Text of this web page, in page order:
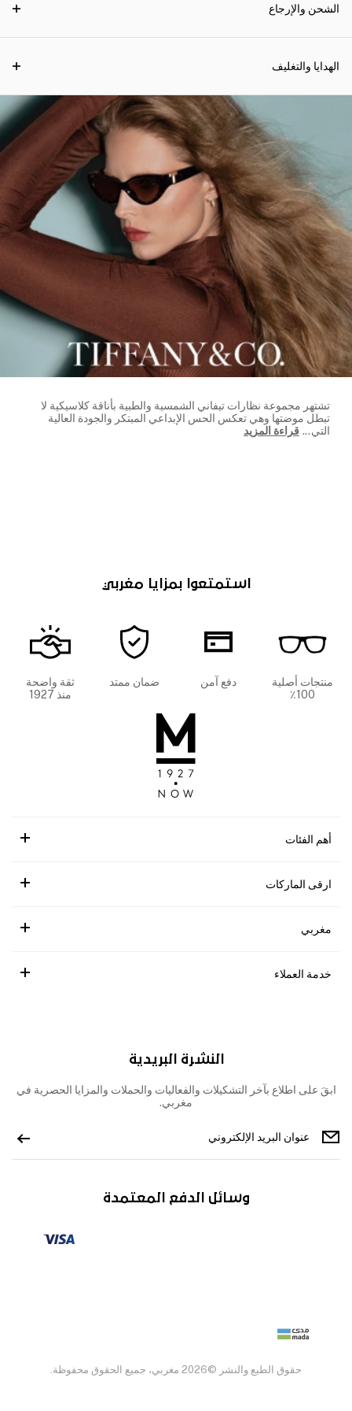
الشحن والإرجاع
الهدايا والتغليف
تشتهر مجموعة نظارات تيفاني الشمسية والطبية بأناقة كلاسيكية لا
تبطل موضتها وهي تعكس الحس الإبداعي المبتكر والجودة العالية
التي... قراءة المزيد
استمتعوا بمزايا مغربي
منتجات أصلية
100٪
دفع آمن ضمان ممتد
ثقة واضحة
منذ 1927
أهم الفئات
ارقى الماركات
مغربي
خدمة العملاء
النشرة البريدية
ابقَ على اطلاع بآخر التشكيلات والفعاليات والحملات والمزايا الحصرية في
مغربي.
وسائل الدفع المعتمدة
حقوق الطبع والنشر ©2026 مغربي، جميع الحقوق محفوظة.